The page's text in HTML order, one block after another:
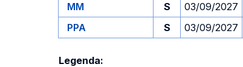
MM
S 03/09/2027
PPA
S 03/09/2027
Legenda: